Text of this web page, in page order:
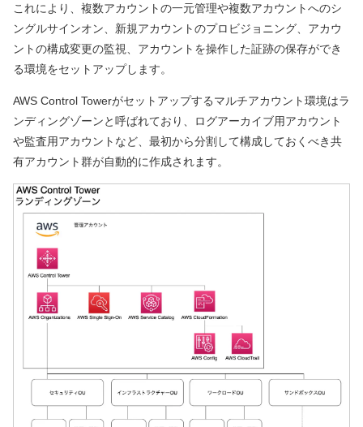
これにより、複数アカウントの一元管理や複数アカウントへのシ
ングルサインオン、新規アカウントのプロビジョニング、アカウ
ントの構成変更の監視、アカウントを操作した証跡の保存ができ
る環境をセットアップします。
AWS Control Towerがセットアップするマルチアカウント環境はラ
ンディングゾーンと呼ばれており、ログアーカイブ用アカウント
や監査用アカウントなど、最初から分割して構成しておくべき共
有アカウント群が自動的に作成されます。